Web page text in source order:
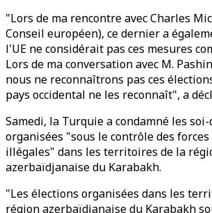
"Lors de ma rencontre avec Charles
Conseil européen), ce dernier a
l'UE ne considérait pas ces mesures
Lors de ma conversation avec M.
nous ne reconnaîtrons pas ces
pays occidental ne les reconnaît", a
Samedi, la Turquie a condamné les
organisées "sous le contrôle des
illégales" dans les territoires de la
azerbaïdjanaise du Karabakh.
"Les élections organisées dans les
région azerbaïdjanaise du Karabakh